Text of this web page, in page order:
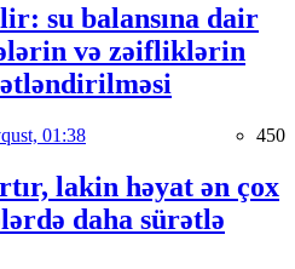
su balansına dair
və zəifliklərin
01:38 450
lakin həyat ən çox
daha sürətlə